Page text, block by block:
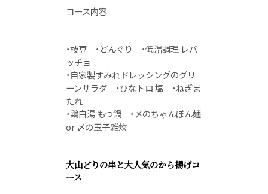
コース内容
・枝豆 ・どんぐり ・低温調理 レバ
ッチョ
・自家製すみれドレッシングのグリ
ーンサラダ ・ひなトロ 塩 ・ねぎま
たれ
・鶏白湯 もつ鍋 ・〆のちゃんぽん麺
or 〆の玉子雑炊
大山どりの串と大人気のから揚げコ
ース